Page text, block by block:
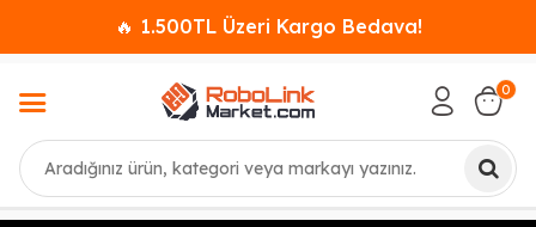
🔥 1.500TL Üzeri Kargo Bedava!
Ara
0